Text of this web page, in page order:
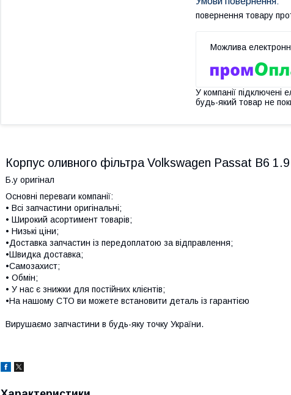
повернення товару
У компанії підключені
будь-який товар не
Корпус оливного фільтра Volkswagen Passat B6
Б.у оригінал
Основні переваги компанії:
• Всі запчастини оригінальні;
• Широкий асортимент товарів;
• Низькі ціни;
•Доставка запчастин із передоплатою за відправлення;
•Швидка доставка;
•Самозахист;
• Обмін;
• У нас є знижки для постійних клієнтів;
•На нашому СТО ви можете встановити деталь із гарантією
Вирушаємо запчастини в будь-яку точку України.